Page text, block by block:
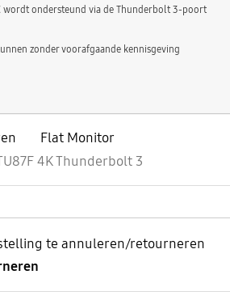
wordt ondersteund via de Thunderbolt 3-poort
zonder voorafgaande kennisgeving
Flat Monitor
4K Thunderbolt 3
te annuleren/retourneren